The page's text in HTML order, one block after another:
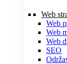
Web
Web
Web
Web
SEO